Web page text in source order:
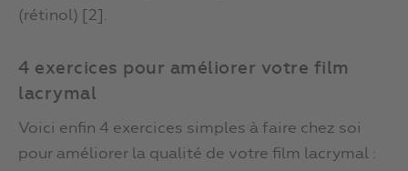
(rétinol) [2].
4 exercices pour améliorer votre film
lacrymal
Voici enfin 4 exercices simples à faire chez soi
pour améliorer la qualité de votre film lacrymal :